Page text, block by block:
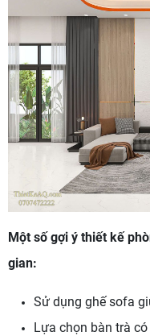
Một số gợi ý thiết kế
gian:
Sử dụng ghế sofa
Lựa chọn bàn trà